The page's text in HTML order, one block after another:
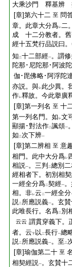
大乘沙門 釋基辨
[章]第六十二 至 問
章。此章大分爲レ二
成 十二分教者。
經十五梵行品説曰
知 二十二部經一。謂
陀那･尼陀那･阿波
伽･毘佛略･阿浮陀
亦説。與レ此少異。
作レ釋故。今此擧廣
[章]第一列名 至 十
第一列名門。如 レ文
顯揚･對法作二諷頌一
如 二次下辨一
[章]第二辨相 至 意
相門。此中大分爲レ
相説一。三判 二總別
經相者下。初別相
一經全分爲二契經一
相。非レ云 二一經全分
説二 所應説義一。玄
此唯長行。名爲二 別
云云 謂貫穿義下。
者。云下 以 二長行一總
説二 所應説義一。至 二
[章]瑜伽第二十 至
相契經説一。玄賛十